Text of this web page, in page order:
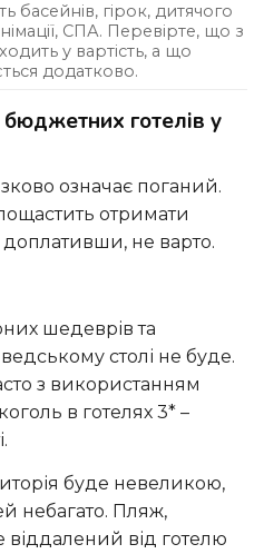
басейнів, гірок, дитячого
СПА. Перевірте, що з
у вартість, а що
додатково.
бюджетних готелів у
отримати
не варто.
шедеврів та
столі не буде.
з використанням
в готелях 3* –
буде невеликою,
небагато. Пляж,
від готелю